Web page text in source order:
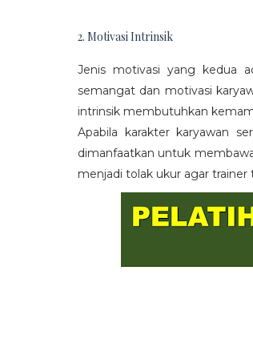
2. Motivasi Intrinsik
Jenis motivasi yang kedua
semangat dan motivasi
intrinsik membutuhkan
Apabila karakter karyawan
dimanfaatkan untuk
menjadi tolak ukur agar